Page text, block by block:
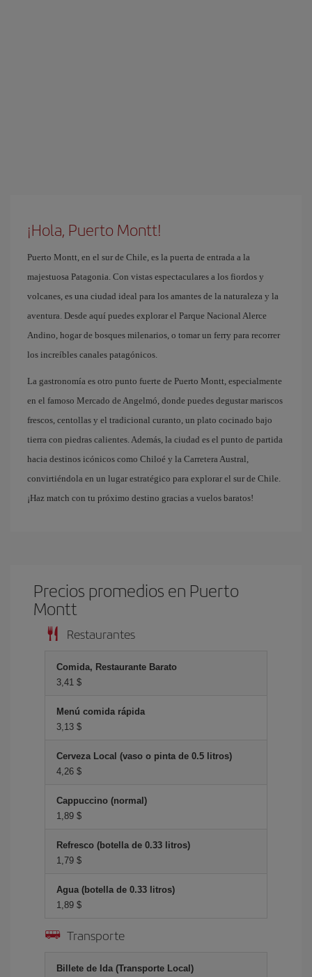
¡Hola, Puerto Montt!
Puerto Montt, en el sur de Chile, es la puerta de entrada a la
majestuosa Patagonia. Con vistas espectaculares a los fiordos y
volcanes, es una ciudad ideal para los amantes de la naturaleza y la
aventura. Desde aquí puedes explorar el Parque Nacional Alerce
Andino, hogar de bosques milenarios, o tomar un ferry para recorrer
los increíbles canales patagónicos.
La gastronomía es otro punto fuerte de Puerto Montt, especialmente
en el famoso Mercado de Angelmó, donde puedes degustar mariscos
frescos, centollas y el tradicional curanto, un plato cocinado bajo
tierra con piedras calientes. Además, la ciudad es el punto de partida
hacia destinos icónicos como Chiloé y la Carretera Austral,
convirtiéndola en un lugar estratégico para explorar el sur de Chile.
¡Haz match con tu próximo destino gracias a vuelos baratos!
Precios promedios en Puerto
Montt
Restaurantes
Comida, Restaurante Barato
3,41 $
Menú comida rápida
3,13 $
Cerveza Local (vaso o pinta de 0.5 litros)
4,26 $
Cappuccino (normal)
1,89 $
Refresco (botella de 0.33 litros)
1,79 $
Agua (botella de 0.33 litros)
1,89 $
Transporte
Billete de Ida (Transporte Local)